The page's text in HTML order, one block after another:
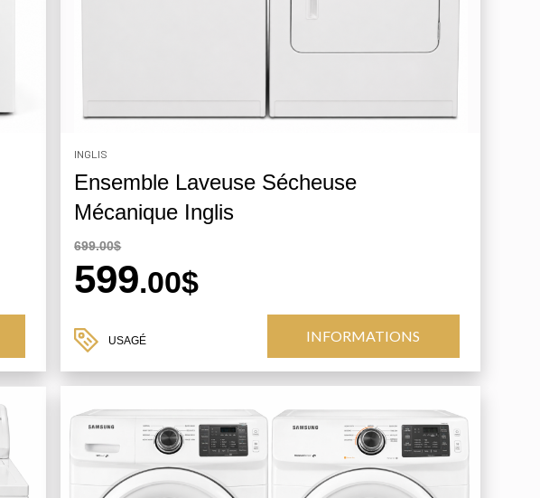
INGLIS
Ensemble Laveuse Sécheuse
Mécanique Inglis
699.00$
599.00$
USAGÉ INFORMATIONS